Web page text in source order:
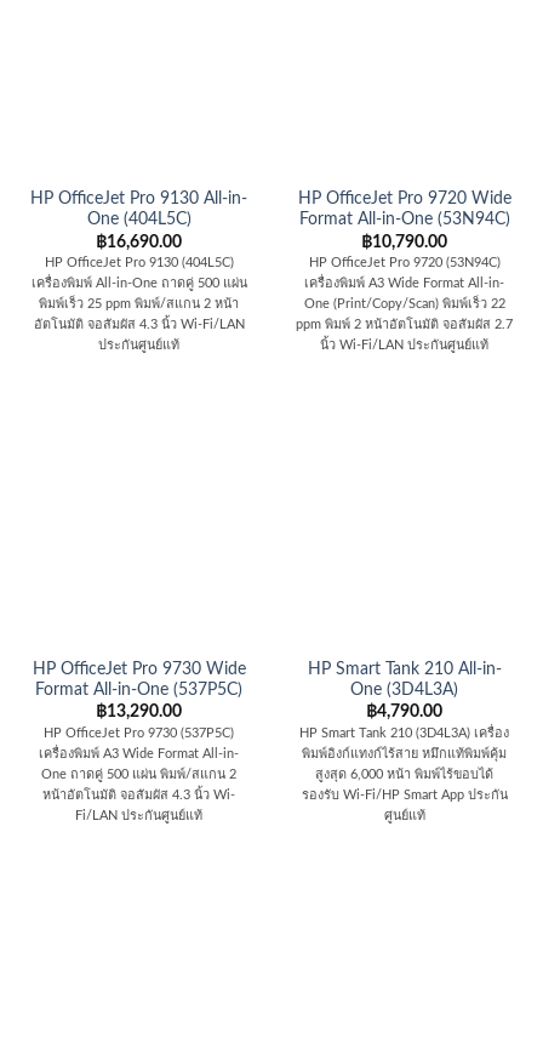
HP OfficeJet Pro 9130 All-in-
One (404L5C)
฿16,690.00
HP OfficeJet Pro 9130 (404L5C)
เครื่องพิมพ์ All-in-One ถาดคู่ 500 แผ่น
พิมพ์เร็ว 25 ppm พิมพ์/สแกน 2 หน้า
อัตโนมัติ จอสัมผัส 4.3 นิ้ว Wi-Fi/LAN
ประกันศูนย์แท้
HP OfficeJet Pro 9720 Wide
Format All-in-One (53N94C)
฿10,790.00
HP OfficeJet Pro 9720 (53N94C)
เครื่องพิมพ์ A3 Wide Format All-in-
One (Print/Copy/Scan) พิมพ์เร็ว 22
ppm พิมพ์ 2 หน้าอัตโนมัติ จอสัมผัส 2.7
นิ้ว Wi-Fi/LAN ประกันศูนย์แท้
HP OfficeJet Pro 9730 Wide
Format All-in-One (537P5C)
฿13,290.00
HP OfficeJet Pro 9730 (537P5C)
เครื่องพิมพ์ A3 Wide Format All-in-
One ถาดคู่ 500 แผ่น พิมพ์/สแกน 2
หน้าอัตโนมัติ จอสัมผัส 4.3 นิ้ว Wi-
Fi/LAN ประกันศูนย์แท้
HP Smart Tank 210 All-in-
One (3D4L3A)
฿4,790.00
HP Smart Tank 210 (3D4L3A) เครื่อง
พิมพ์อิงก์แทงก์ไร้สาย หมึกแท้พิมพ์คุ้ม
สูงสุด 6,000 หน้า พิมพ์ไร้ขอบได้
รองรับ Wi-Fi/HP Smart App ประกัน
ศูนย์แท้